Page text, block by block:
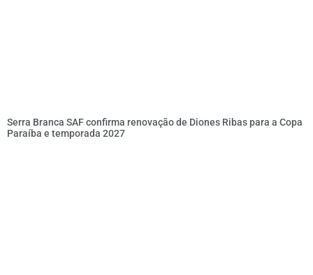
Serra Branca SAF confirma renovação de Diones Ribas para a Copa
Paraíba e temporada 2027